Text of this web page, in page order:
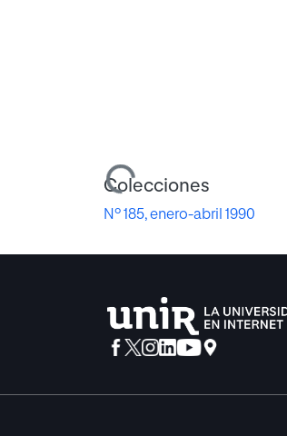
Cargando...
Colecciones
Nº 185, enero-abril 1990